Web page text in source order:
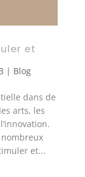
et
| Blog
dans de
arts, les
et...